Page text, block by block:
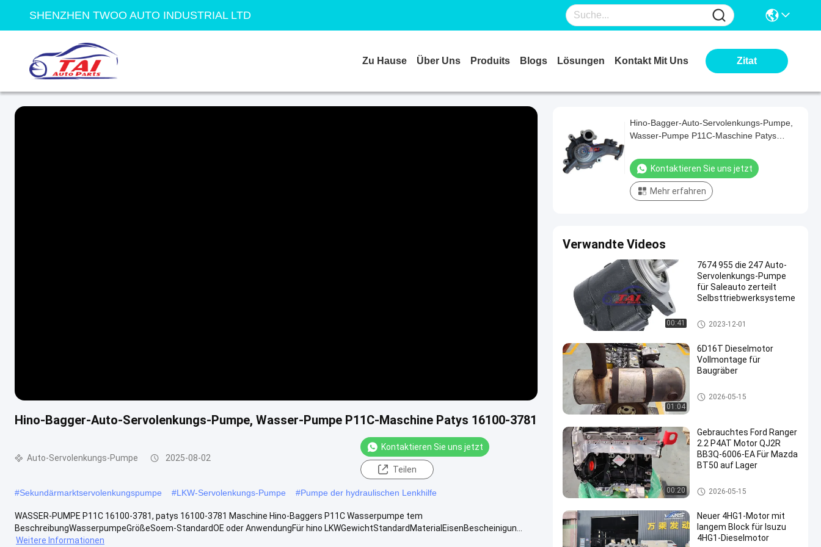
SHENZHEN TWOO AUTO INDUSTRIAL LTD
Zu Hause Über Uns Produits Blogs Lösungen Kontakt Mit Uns Zitat
Hino-Bagger-Auto-Servolenkungs-Pumpe, Wasser-Pumpe P11C-Maschine Patys 16100-3781
Auto-Servolenkungs-Pumpe 2025-08-02
Kontaktieren Sie uns jetzt
Teilen
#Sekundärmarktservolenkungspumpe #LKW-Servolenkungs-Pumpe #Pumpe der hydraulischen Lenkhilfe
WASSER-PUMPE P11C 16100-3781, patys 16100-3781 Maschine Hino-Baggers P11C Wasserpumpe tem
BeschreibungWasserpumpeGrößeSoem-StandardOE oder AnwendungFür hino LKWGewichtStandardMaterialEisenBescheinigun...
Weitere Informationen
Hino-Bagger-Auto-Servolenkungs-Pumpe,
Wasser-Pumpe P11C-Maschine Patys
Kontaktieren Sie uns jetzt
Mehr erfahren
Verwandte Videos
00:41
7674 955 die 247 Auto-
Servolenkungs-Pumpe
für Saleauto zerteilt
Selbsttriebwerksysteme
Auto-Servolenkungs-Pumpe
2023-12-01
01:04
6D16T Dieselmotor
Vollmontage für
Baugräber
Japanische Maschinenteile
2026-05-15
00:20
Gebrauchtes Ford Ranger
2.2 P4AT Motor QJ2R
BB3Q-6006-EA Für Mazda
BT50 auf Lager
Japanische Maschinenteile
2026-05-15
Neuer 4HG1-Motor mit
langem Block für Isuzu
4HG1-Dieselmotor